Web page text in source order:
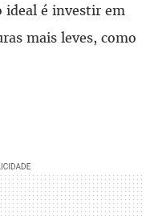
ideal é investir em
mais leves, como